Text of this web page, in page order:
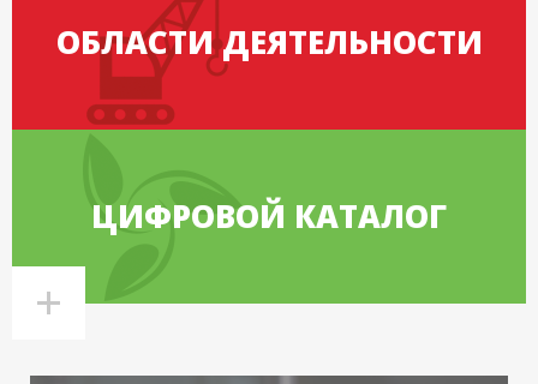
ОБЛАСТИ ДЕЯТЕЛЬНОСТИ
ЦИФРОВОЙ КАТАЛОГ